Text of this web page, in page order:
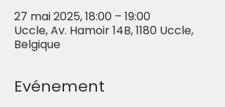
27 mai 2025, 18:00 – 19:00
Uccle, Av. Hamoir 14B, 1180 Uccle,
Belgique
Evénement